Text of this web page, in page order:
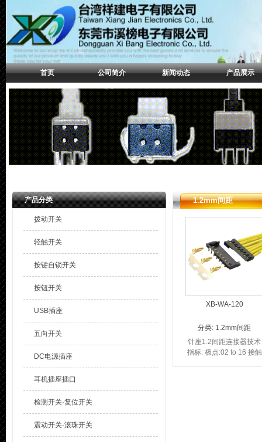
首页 公司简介 新闻动态 产品展示
产品分类
拨动开关
轻触开关
按键自锁开关
按钮开关
USB插座
五向开关
DC电源插座
耳机插座插口
检测开关·复位开关
震动开关·滚珠开关
1.2mm间距
XB-WA-120
分类: 1.2mm间距
针座1.2间距连接器技术
指标: 极点:02 to 16 接触